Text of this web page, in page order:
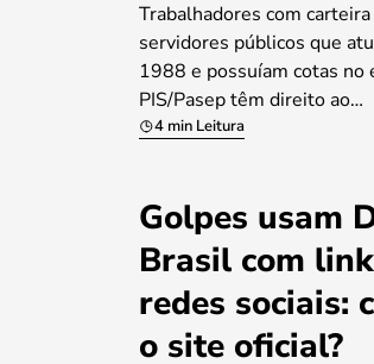
Trabalhadores com carteira
servidores públicos que
1988 e possuíam cotas
PIS/Pasep têm direito ao…
4 min Leitura
Golpes usam
Brasil com
redes sociais:
o site oficial?